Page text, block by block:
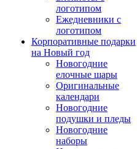
логотипом
Ежедневники с
логотипом
Корпоративные подарки
на Новый год
Новогодние
елочные шары
Оригинальные
календари
Новогодние
подушки и пледы
Новогодние
наборы